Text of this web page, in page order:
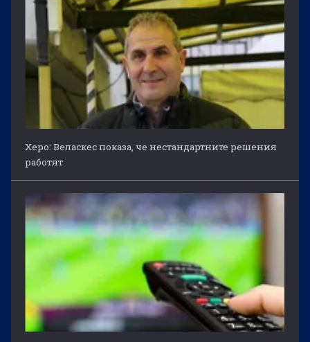
Херо: Веласкес показа, че нестандартните решения
работят